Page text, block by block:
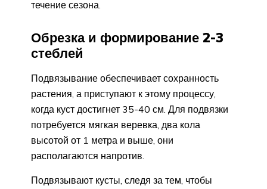
течение сезона.
Обрезка и формирование 2-3
стеблей
Подвязывание обеспечивает сохранность
растения, а приступают к этому процессу,
когда куст достигнет 35-40 см. Для подвязки
потребуется мягкая веревка, два кола
высотой от 1 метра и выше, они
располагаются напротив.
Подвязывают кусты, следя за тем, чтобы